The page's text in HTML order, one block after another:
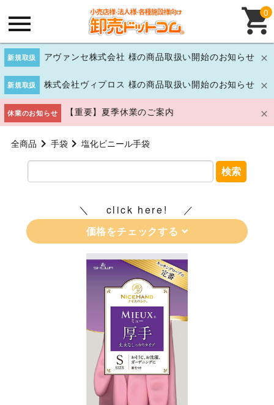
新規取扱 アヴァンセ株式会社 様の商品取扱い開始のお知らせ
新規取扱 株式会社ヴィプロス 様の商品取扱い開始のお知らせ
休業のお知らせ 【重要】夏季休業のご案内
0
全商品 手袋 塩化ビニール手袋
検索
click here!
価格をチェックする